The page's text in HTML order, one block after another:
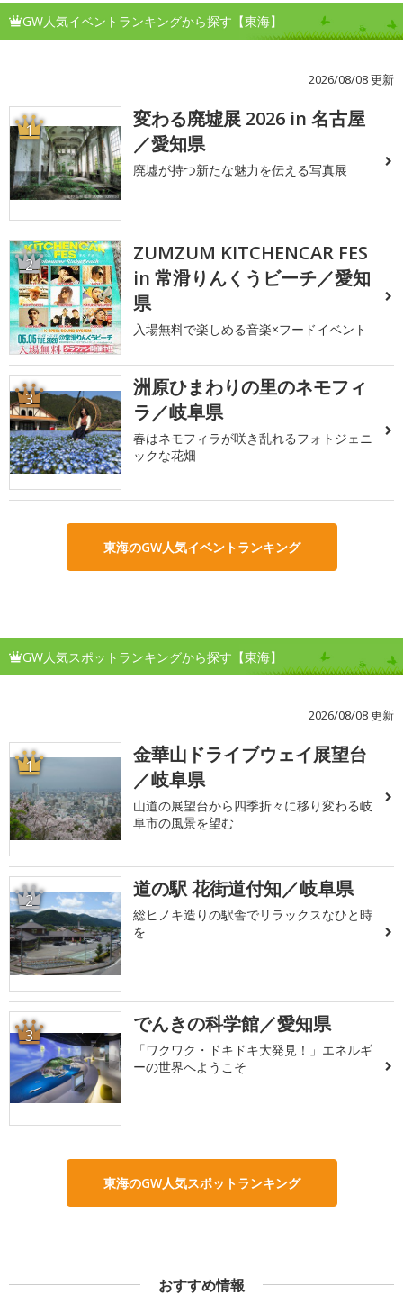
GW人気イベントランキングから探す【東海】
2026/08/08 更新
1
変わる廃墟展 2026 in 名古屋
／愛知県
廃墟が持つ新たな魅力を伝える写真展
2
ZUMZUM KITCHENCAR FES
in 常滑りんくうビーチ／愛知
県
入場無料で楽しめる音楽×フードイベント
3
洲原ひまわりの里のネモフィ
ラ／岐阜県
春はネモフィラが咲き乱れるフォトジェニ
ックな花畑
東海のGW人気イベントランキング
GW人気スポットランキングから探す【東海】
2026/08/08 更新
1
金華山ドライブウェイ展望台
／岐阜県
山道の展望台から四季折々に移り変わる岐
阜市の風景を望む
2 道の駅 花街道付知／岐阜県
総ヒノキ造りの駅舎でリラックスなひと時
を
3 でんきの科学館／愛知県
「ワクワク・ドキドキ大発見！」エネルギ
ーの世界へようこそ
東海のGW人気スポットランキング
おすすめ情報